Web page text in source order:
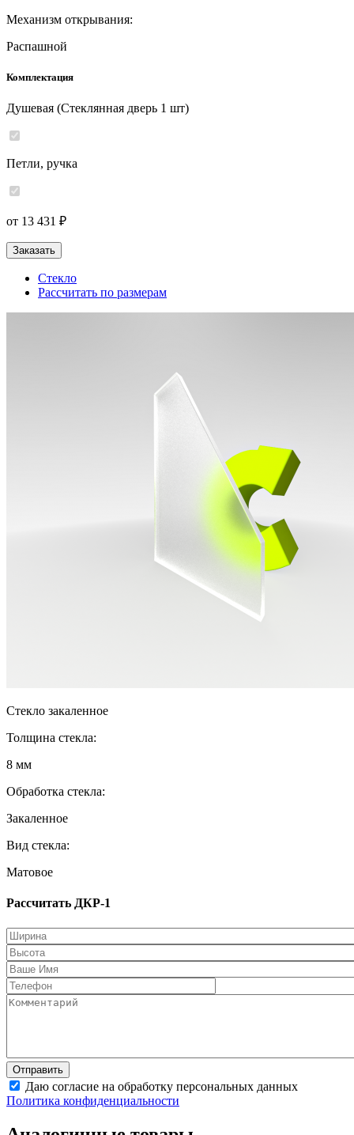
Механизм открывания:
Распашной
Комплектация
Душевая (Стеклянная дверь 1 шт)
Петли, ручка
от 13 431 ₽
Заказать
Стекло
Рассчитать по размерам
Стекло закаленное
Толщина стекла:
8 мм
Обработка стекла:
Закаленное
Вид стекла:
Матовое
Рассчитать ДКР-1
Даю согласие на обработку персональных данных
Политика конфиденциальности